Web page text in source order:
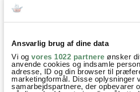
Ansvarlig brug af dine data
Vi og vores 1022 partnere ønsker
anvende cookies og indsamle
adresse, ID og din browser til
marketingformål. Disse oplysninger
samarbejdspartnere, der opbevarer
dag. STORT tillykke med
besvar
Simone:
22. maj 2013 kl. 16:06